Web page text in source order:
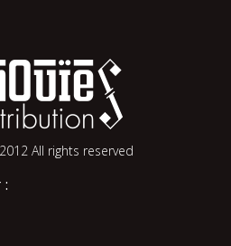
All rights reserved